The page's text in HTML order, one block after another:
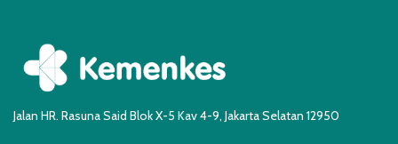
Jalan HR. Rasuna Said Blok X-5 Kav 4-9, Jakarta Selatan 12950